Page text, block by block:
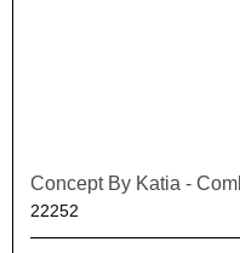
Concept By Katia -
22252